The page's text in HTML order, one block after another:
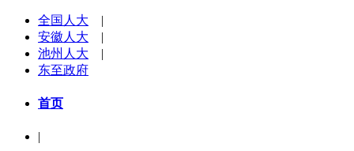
全国人大 |
安徽人大 |
池州人大 |
东至政府
首页
|